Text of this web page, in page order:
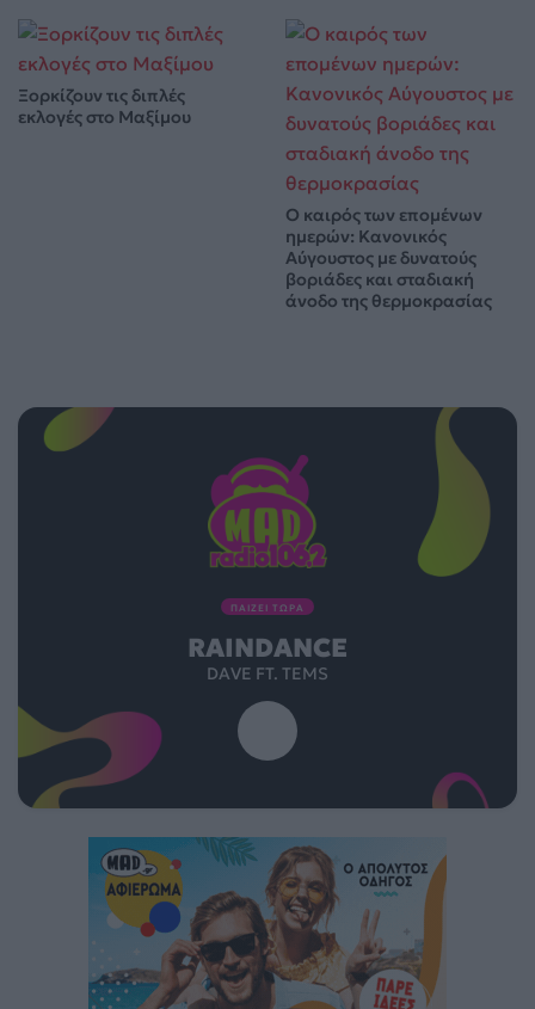
Ξορκίζουν τις διπλές
εκλογές στο Μαξίμου
Ο καιρός των επομένων
ημερών: Κανονικός
Αύγουστος με δυνατούς
βοριάδες και σταδιακή
άνοδο της θερμοκρασίας
ΠΑΙΖΕΙ ΤΩΡΑ
RAINDANCE
DAVE FT. TEMS